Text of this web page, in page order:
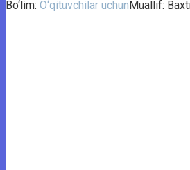
Bo‘lim: O‘qituvchilar uchunMuallif: